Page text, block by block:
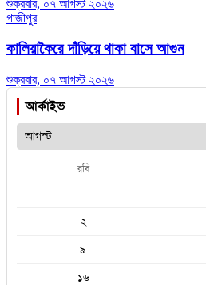
শুক্রবার, ০৭ আগস্ট ২০২৬
গাজীপুর
কালিয়াকৈরে দাঁড়িয়ে থাকা বাসে আগুন
শুক্রবার, ০৭ আগস্ট ২০২৬
আর্কাইভ
রবি
২
৯
১৬